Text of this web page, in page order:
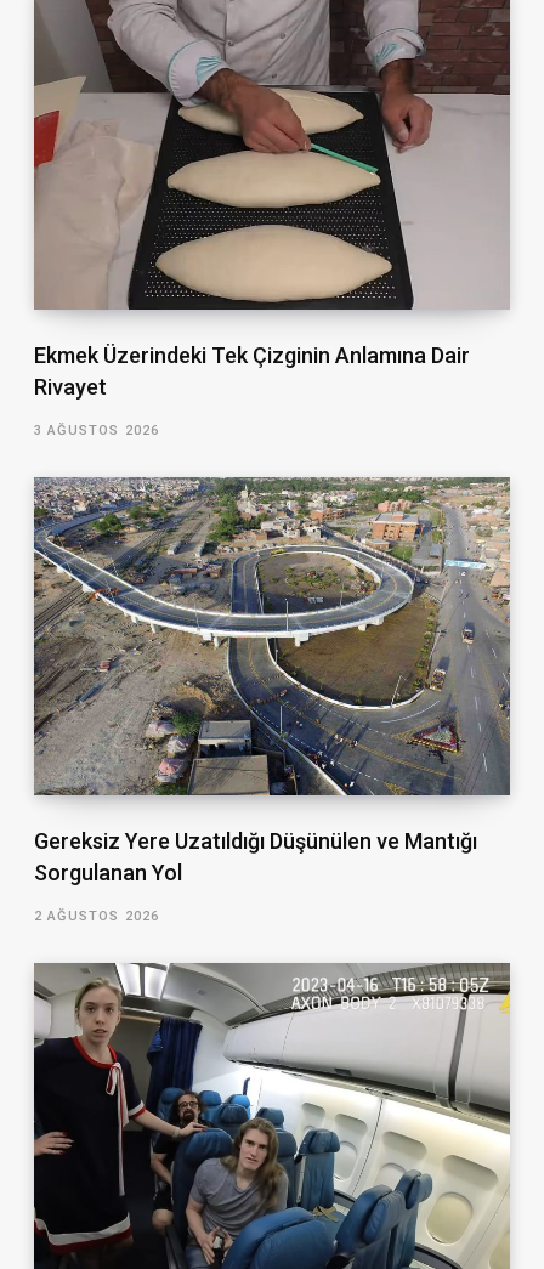
Ekmek Üzerindeki Tek Çizginin Anlamına Dair
Rivayet
3 AĞUSTOS 2026
Gereksiz Yere Uzatıldığı Düşünülen ve Mantığı
Sorgulanan Yol
2 AĞUSTOS 2026